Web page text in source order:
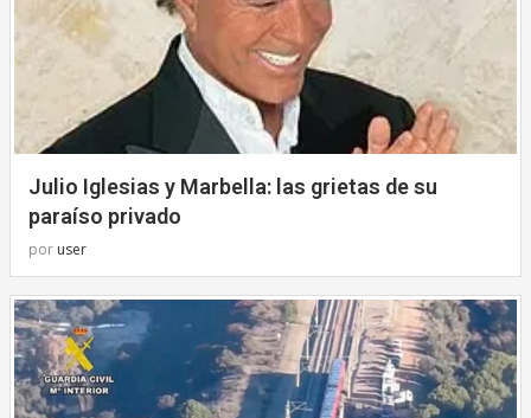
Julio Iglesias y Marbella: las grietas de su
paraíso privado
por user